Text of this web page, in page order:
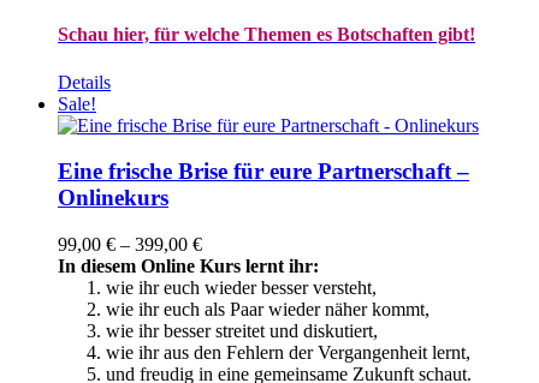
Schau hier, für welche Themen es Botschaften gibt!
Details
Sale!
Eine frische Brise für eure Partnerschaft –
Onlinekurs
99,00 € – 399,00 €Preisspanne:
99,00 €
bis
399,00 €
In diesem Online Kurs lernt ihr:
wie ihr euch wieder besser versteht,
wie ihr euch als Paar wieder näher kommt,
wie ihr besser streitet und diskutiert,
wie ihr aus den Fehlern der Vergangenheit lernt,
und freudig in eine gemeinsame Zukunft schaut.